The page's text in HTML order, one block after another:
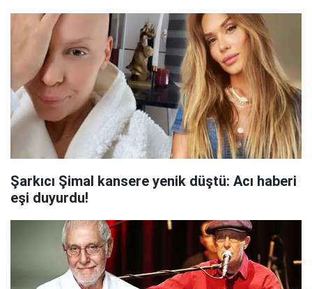
Şarkıcı Şimal kansere yenik düştü: Acı haberi
eşi duyurdu!